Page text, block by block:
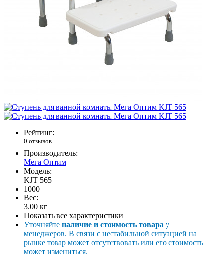
Рейтинг:
0 отзывов
Производитель:
Мега Оптим
Модель:
KJT 565
1000
Вес:
3.00 кг
Показать все характеристики
Уточняйте наличие и стоимость товара у
менеджеров. В связи с нестабильной ситуацией на
рынке товар может отсутствовать или его стоимость
может измениться.